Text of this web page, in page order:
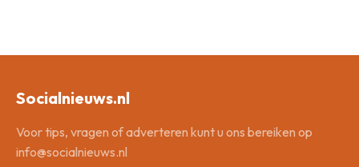
Socialnieuws.nl
Voor tips, vragen of adverteren kunt u ons bereiken op
info@socialnieuws.nl